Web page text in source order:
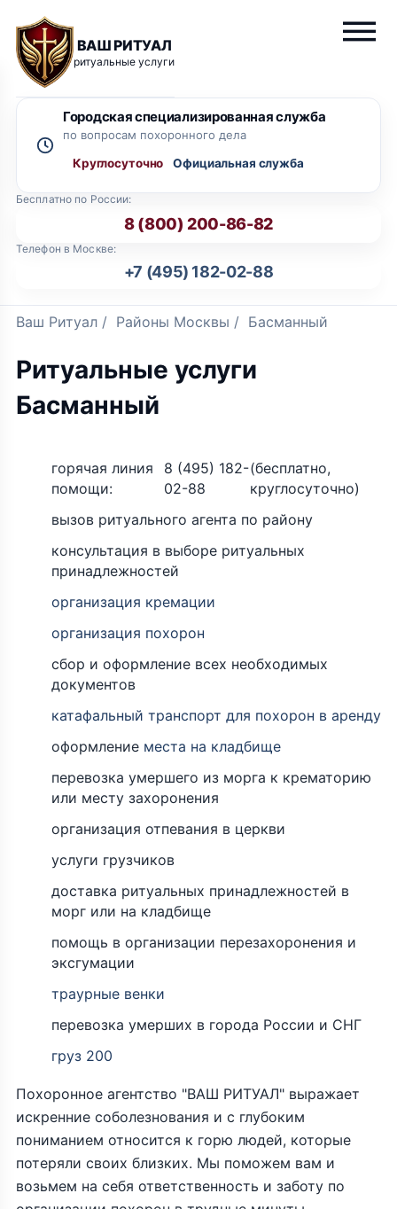
ВАШ РИТУАЛ
ритуальные услуги
Бесплатно по России:
8 (800) 200-86-82
Телефон в Москве:
+7 (495) 182-02-88
Городская специализированная служба
по вопросам похоронного дела
Круглосуточно
Ваш Ритуал / Районы Москвы / Басманный
Ритуальные услуги
Басманный
горячая линия
помощи:
8 (495) 182-
02-88
(бесплатно,
круглосуточно)
вызов ритуального агента по району
консультация в выборе ритуальных
принадлежностей
организация кремации
организация похорон
сбор и оформление всех необходимых
документов
катафальный транспорт для похорон в аренду
оформление места на кладбище
перевозка умершего из морга к крематорию
или месту захоронения
организация отпевания в церкви
услуги грузчиков
доставка ритуальных принадлежностей в
морг или на кладбище
помощь в организации перезахоронения и
эксгумации
траурные венки
перевозка умерших в города России и СНГ
груз 200
Похоронное агентство "ВАШ РИТУАЛ" выражает
искренние соболезнования и с глубоким
пониманием относится к горю людей, которые
потеряли своих близких. Мы поможем вам и
возьмем на себя ответственность и заботу по